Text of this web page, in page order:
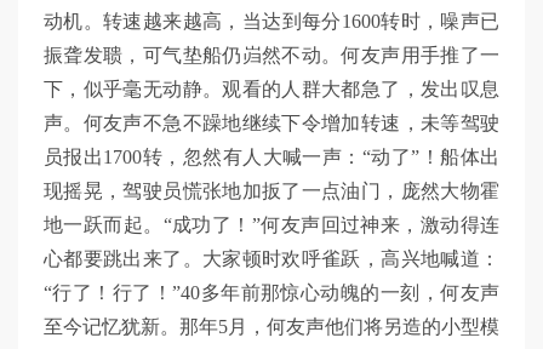
动机。转速越来越高，当达到每分1600转时，噪声已
振聋发聩，可气垫船仍岿然不动。何友声用手推了一
下，似乎毫无动静。观看的人群大都急了，发出叹息
声。何友声不急不躁地继续下令增加转速，未等驾驶
员报出1700转，忽然有人大喊一声：“动了”！船体出
现摇晃，驾驶员慌张地加扳了一点油门，庞然大物霍
地一跃而起。“成功了！”何友声回过神来，激动得连
心都要跳出来了。大家顿时欢呼雀跃，高兴地喊道：
“行了！行了！”40多年前那惊心动魄的一刻，何友声
至今记忆犹新。那年5月，何友声他们将另造的小型模